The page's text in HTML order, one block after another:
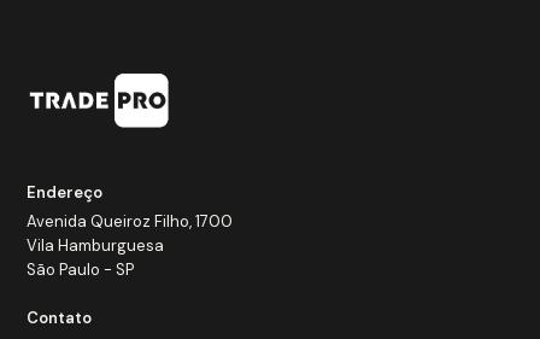
Endereço
Avenida Queiroz Filho, 1700
Vila Hamburguesa
São Paulo - SP
Contato